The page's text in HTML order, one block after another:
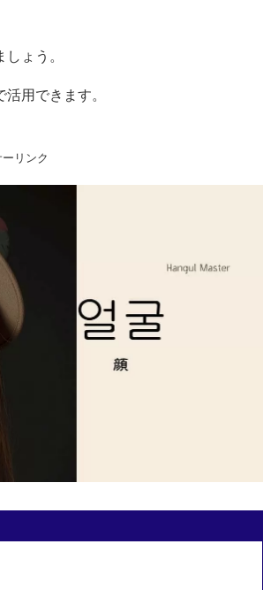
ょう。
用できます。
ーリンク